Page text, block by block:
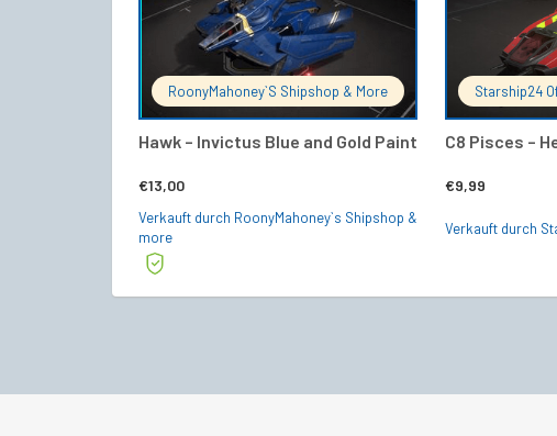
RoonyMahoney`s Shipshop & More
Hawk – Invictus Blue and Gold Paint
€13,00
Verkauft durch RoonyMahoney`s Shipshop &
more
Starship24
C8 Pisces –
€9,99
Verkauft durch